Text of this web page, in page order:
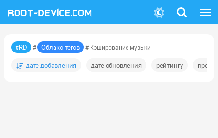
Поиск
#RD # Облако тегов # Кэширование музыки
дате добавления дате обновления рейтингу